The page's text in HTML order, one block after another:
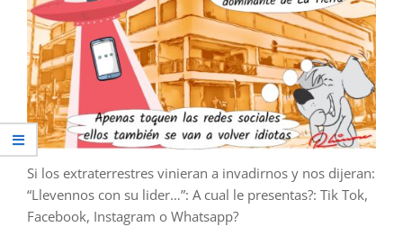
Si los extraterrestres vinieran a invadirnos y nos dijeran:
“Llevennos con su lider…”: A cual le presentas?: Tik Tok,
Facebook, Instagram o Whatsapp?